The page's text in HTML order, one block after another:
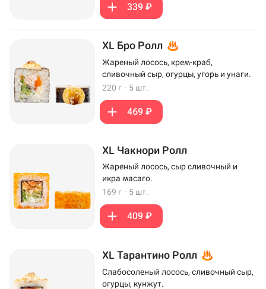
339 ₽
XL Бро Ролл
Жареный лосось, крем-краб,
сливочный сыр, огурцы, угорь и унаги.
220 г · 5 шт.
469 ₽
XL Чакнори Ролл
Жареный лосось, сыр сливочный и
икра масаго.
169 г · 5 шт.
409 ₽
XL Тарантино Ролл
Слабосоленый лосось, сливочный сыр,
огурцы, кунжут.